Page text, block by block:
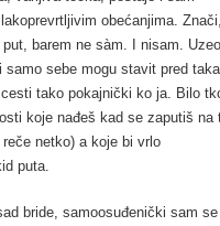
obećanjima.
barem ne sàm. I nisam. Uzeo
sebe mogu stavit pred
tako pokajnički ko ja. Bilo
koje nađeš kad se zaputiš na
netko) a koje bi vrlo
puta.
bride, samoosuđenički sam